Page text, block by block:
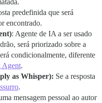
predefinida que será
encontrado.
: Agente de IA a ser usado
será priorizado sobre a
condicionalmente, diferente
Agent.
as Whisper): Se a resposta
.
mensagem pessoal ao autor